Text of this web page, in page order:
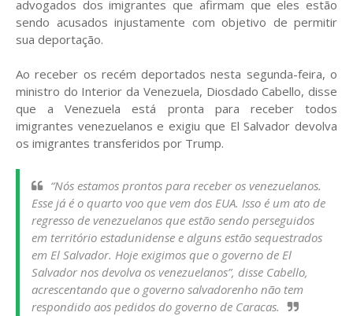
advogados dos imigrantes que afirmam que eles estão
sendo acusados injustamente com objetivo de permitir
sua deportação.
Ao receber os recém deportados nesta segunda-feira, o
ministro do Interior da Venezuela, Diosdado Cabello, disse
que a Venezuela está pronta para receber todos
imigrantes venezuelanos e exigiu que El Salvador devolva
os imigrantes transferidos por Trump.
“Nós estamos prontos para receber os venezuelanos.
Esse já é o quarto voo que vem dos EUA. Isso é um ato de
regresso de venezuelanos que estão sendo perseguidos
em território estadunidense e alguns estão sequestrados
em El Salvador. Hoje exigimos que o governo de El
Salvador nos devolva os venezuelanos”, disse Cabello,
acrescentando que o governo salvadorenho não tem
respondido aos pedidos do governo de Caracas.